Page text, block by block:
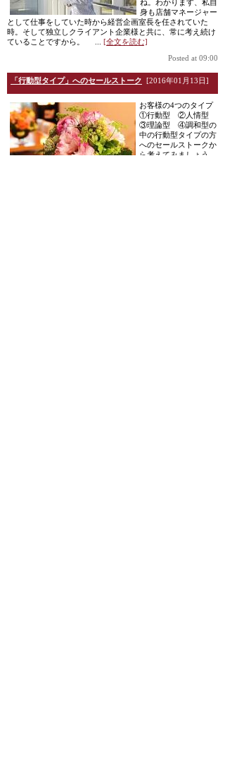
ね。わかります、私自
身も店舗マネージャー
として仕事をしていた時から経営企画室長を任されていた
時。そして独立しクライアント企業様と共に、常に考え続け
ていることですから。 ...
[全文を読む]
Posted at 09:00
「行動型タイプ」へのセールストーク [2016年01月13日]
お客様の4つのタイプ
①行動型 ②人情型
③理論型 ④調和型の
中の行動型タイプの方
へのセールストークか
ら考えてみましょう。